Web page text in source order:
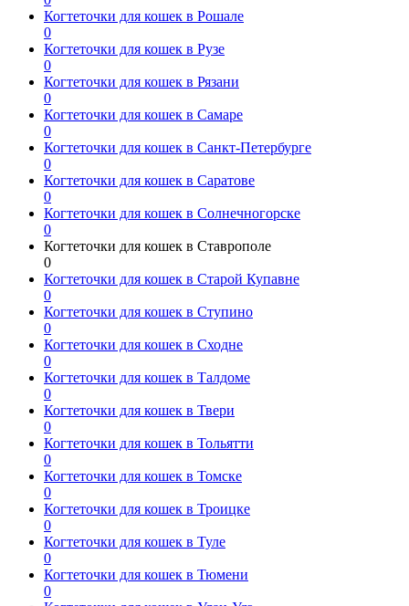
Когтеточки для кошек в Рошале
0
Когтеточки для кошек в Рузе
0
Когтеточки для кошек в Рязани
0
Когтеточки для кошек в Самаре
0
Когтеточки для кошек в Санкт-Петербурге
0
Когтеточки для кошек в Саратове
0
Когтеточки для кошек в Солнечногорске
0
Когтеточки для кошек в Ставрополе
0
Когтеточки для кошек в Старой Купавне
0
Когтеточки для кошек в Ступино
0
Когтеточки для кошек в Сходне
0
Когтеточки для кошек в Талдоме
0
Когтеточки для кошек в Твери
0
Когтеточки для кошек в Тольятти
0
Когтеточки для кошек в Томске
0
Когтеточки для кошек в Троицке
0
Когтеточки для кошек в Туле
0
Когтеточки для кошек в Тюмени
0